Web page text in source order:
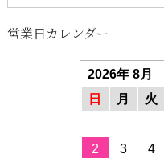
営業日カレンダー
2026年 8月
日
月 火
2
3 4